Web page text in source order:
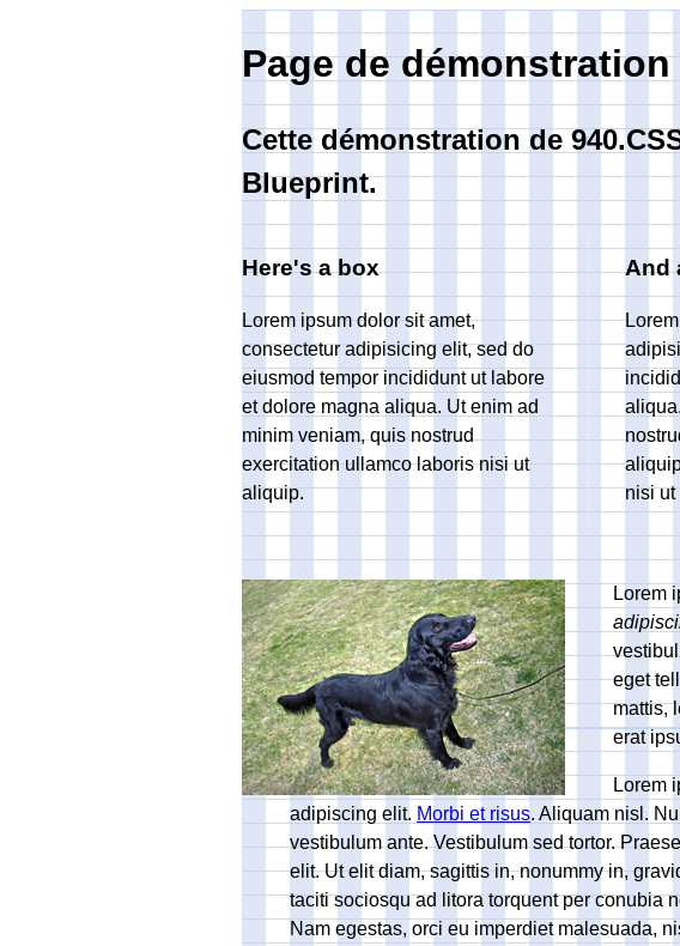
Page de démonstration
Cette démonstration de
Blueprint.
Here's a box
Lorem ipsum dolor sit amet,
consectetur adipisicing elit, sed do
eiusmod tempor incididunt ut labore
et dolore magna aliqua. Ut enim ad
minim veniam, quis nostrud
exercitation ullamco laboris nisi ut
aliquip.
And
nisi ut
Lorem
eget
mattis,
erat
Lorem
adipiscing elit. Morbi et risus. Aliquam nisl.
vestibulum ante. Vestibulum sed tortor.
elit. Ut elit diam, sagittis in, nonummy in,
taciti sociosqu ad litora torquent per conubia
Nam egestas, orci eu imperdiet malesuada,